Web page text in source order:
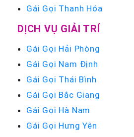
Gái Gọi Thanh Hóa
DỊCH VỤ GIẢI TRÍ
Gái Gọi Hải Phòng
Gái Gọi Nam Định
Gái Gọi Thái Bình
Gái Gọi Bắc Giang
Gái Gọi Hà Nam
Gái Gọi Hưng Yên